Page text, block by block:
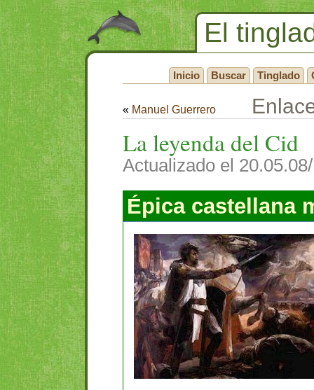
El
Inicio Buscar Tinglado
« Manuel Guerrero
La leyenda del Cid
Actualizado el
Épica castellana